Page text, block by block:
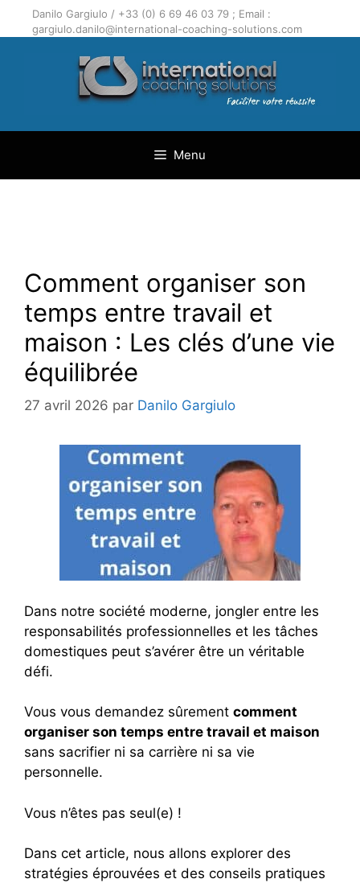
Danilo Gargiulo / +33 (0) 6 69 46 03 79 ; Email :
gargiulo.danilo@international-coaching-solutions.com
Menu
Comment organiser son
temps entre travail et
maison : Les clés d’une vie
équilibrée
27 avril 2026 par Danilo Gargiulo
Dans notre société moderne, jongler entre les
responsabilités professionnelles et les tâches
domestiques peut s’avérer être un véritable
défi.
Vous vous demandez sûrement comment
organiser son temps entre travail et maison
sans sacrifier ni sa carrière ni sa vie
personnelle.
Vous n’êtes pas seul(e) !
Dans cet article, nous allons explorer des
stratégies éprouvées et des conseils pratiques